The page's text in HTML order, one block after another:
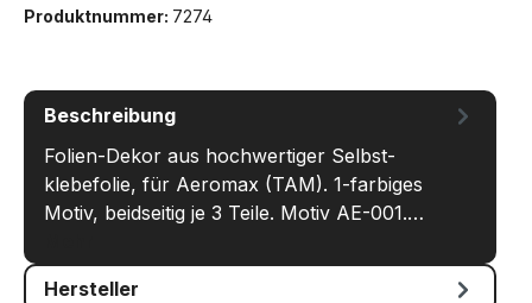
Produktnummer: 7274
Beschreibung
Folien-Dekor aus hochwertiger Selbst-
klebefolie, für Aeromax (TAM). 1-farbiges
Motiv, beidseitig je 3 Teile. Motiv AE-001.…
Hersteller